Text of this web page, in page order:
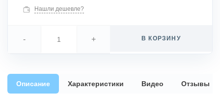
Нашли дешевле?
- + В КОРЗИНУ
Описание Характеристики Видео Отзывы